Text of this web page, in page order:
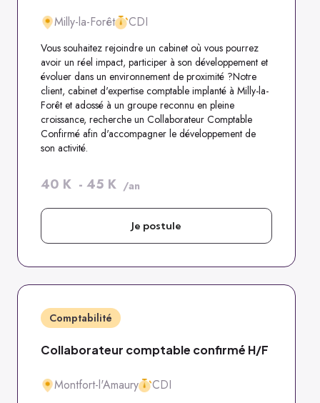
Milly-la-Forêt CDI
Vous souhaitez rejoindre un cabinet où vous pourrez
avoir un réel impact, participer à son développement et
évoluer dans un environnement de proximité ?Notre
client, cabinet d'expertise comptable implanté à Milly-la-
Forêt et adossé à un groupe reconnu en pleine
croissance, recherche un Collaborateur Comptable
Confirmé afin d'accompagner le développement de
son activité.
40 K - 45 K /an
Je postule
Comptabilité
Collaborateur comptable confirmé H/F
Montfort-l'Amaury CDI